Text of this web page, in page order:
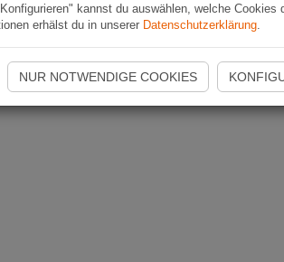
kannst du auswählen, welche Cookies
erhälst du in unserer Datenschutzerklärung.
NUR NOTWENDIGE COOKIES